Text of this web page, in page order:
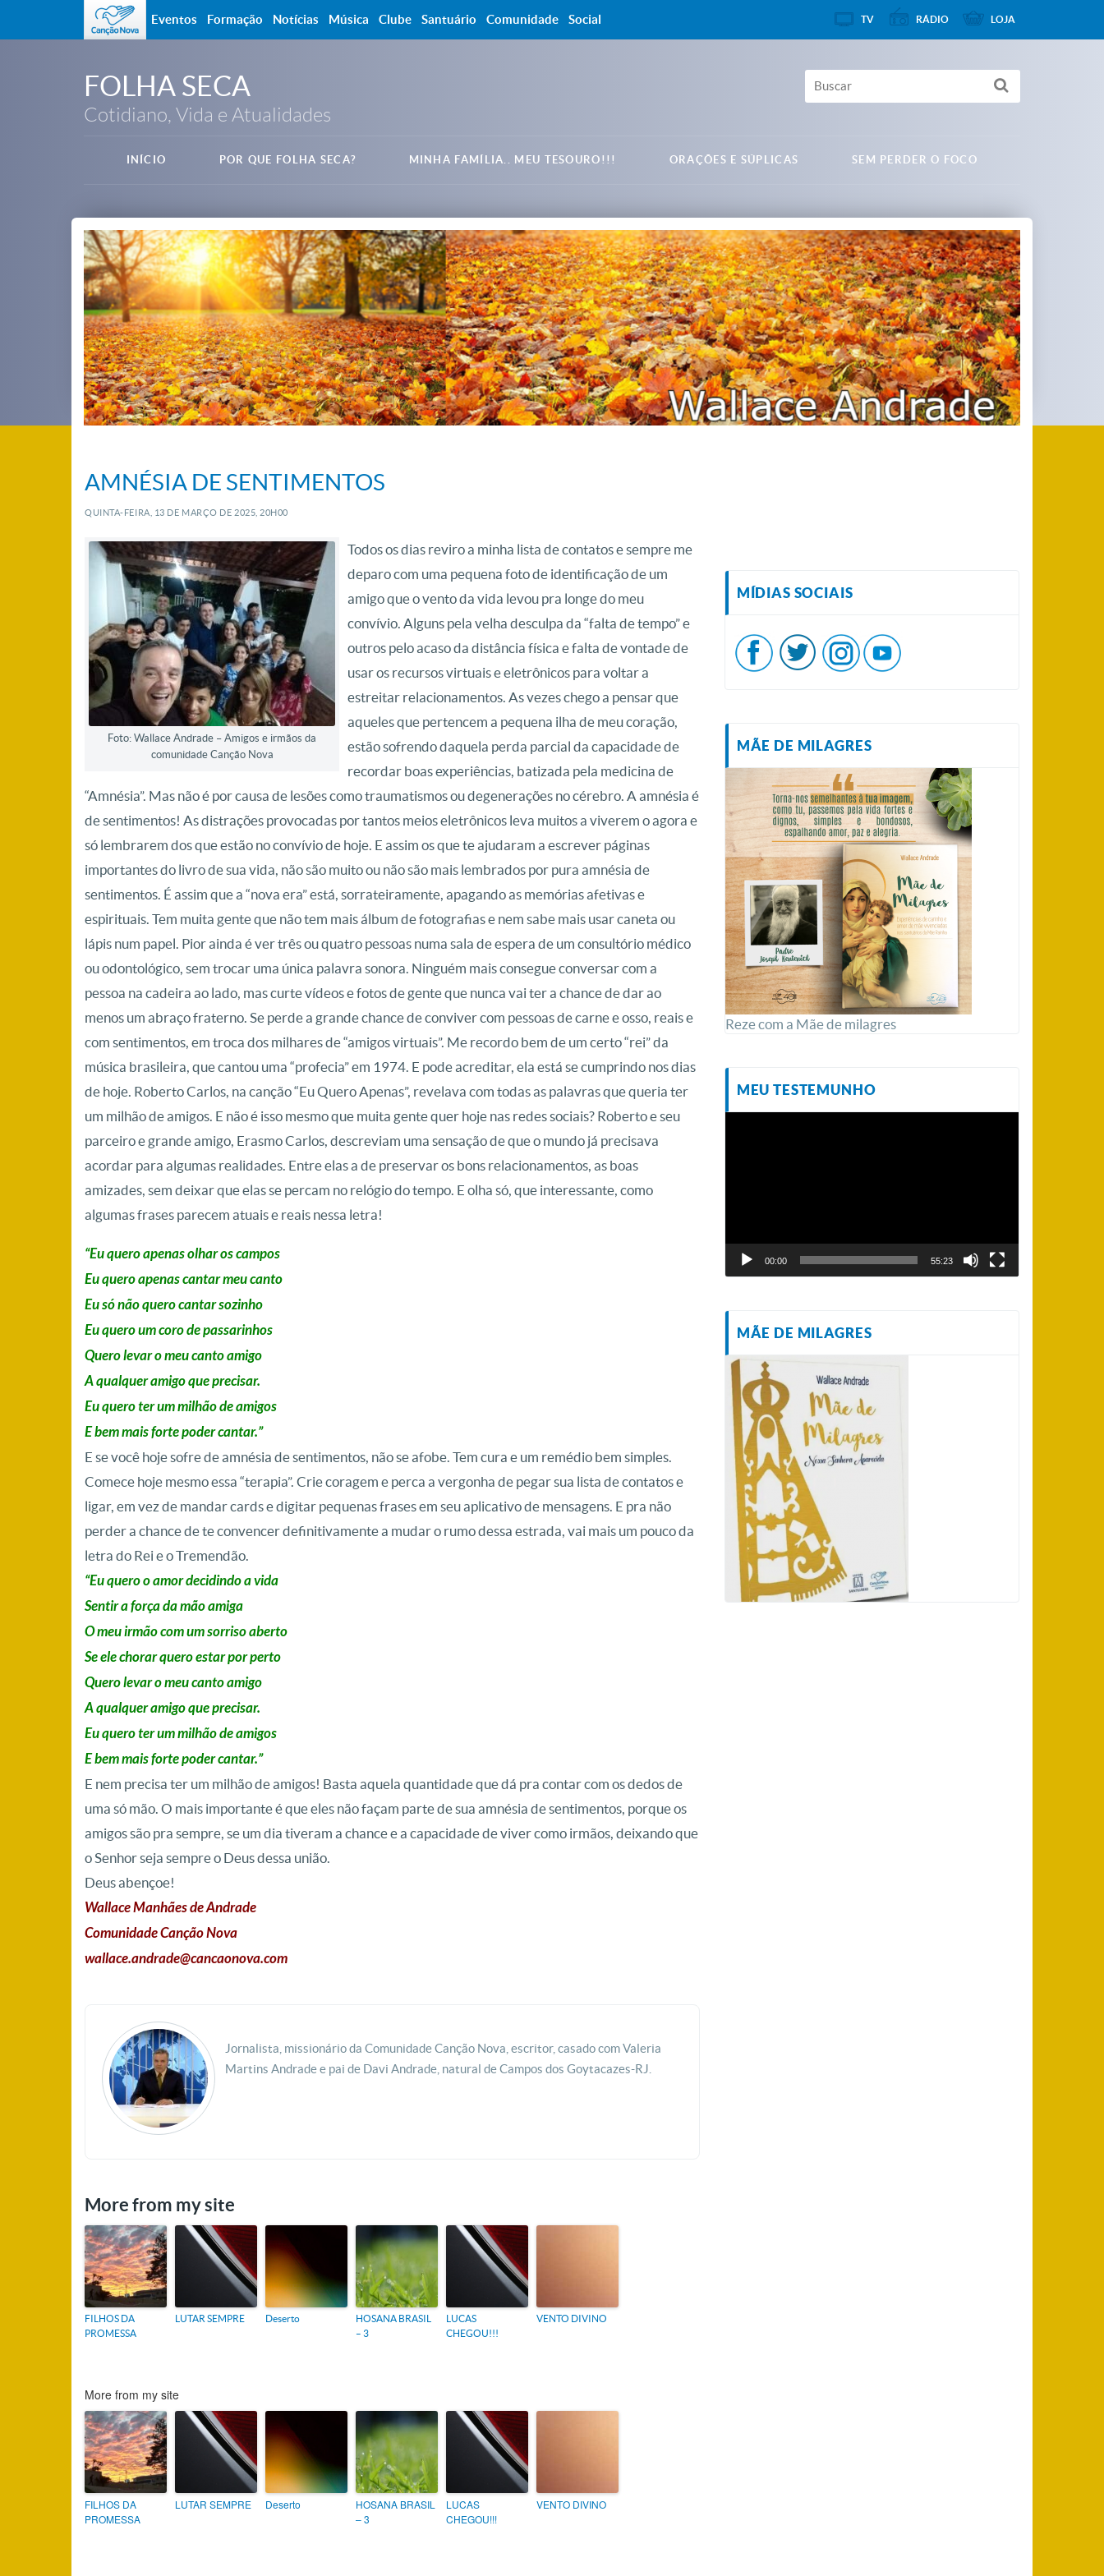
FOLHA SECA
Cotidiano, Vida e Atualidades
INÍCIO POR QUE FOLHA SECA? MINHA FAMÍLIA.. MEU TESOURO!!! ORAÇÕES E SÚPLICAS SEM PERDER O FOCO
AMNÉSIA DE SENTIMENTOS
QUINTA-FEIRA, 13 DE MARÇO DE 2025, 20H00
Foto: Wallace Andrade – Amigos e irmãos da
comunidade Canção Nova
Todos os dias reviro a minha lista de contatos e sempre me
deparo com uma pequena foto de identificação de um
amigo que o vento da vida levou pra longe do meu
convívio. Alguns pela velha desculpa da “falta de tempo” e
outros pelo acaso da distância física e falta de vontade de
usar os recursos virtuais e eletrônicos para voltar a
estreitar relacionamentos. As vezes chego a pensar que
aqueles que pertencem a pequena ilha de meu coração,
estão sofrendo daquela perda parcial da capacidade de
recordar boas experiências, batizada pela medicina de
“Amnésia”. Mas não é por causa de lesões como traumatismos ou degenerações no cérebro. A amnésia é
de sentimentos! As distrações provocadas por tantos meios eletrônicos leva muitos a viverem o agora e
só lembrarem dos que estão no convívio de hoje. E assim os que te ajudaram a escrever páginas
importantes do livro de sua vida, não são muito ou não são mais lembrados por pura amnésia de
sentimentos. É assim que a “nova era” está, sorrateiramente, apagando as memórias afetivas e
espirituais. Tem muita gente que não tem mais álbum de fotografias e nem sabe mais usar caneta ou
lápis num papel. Pior ainda é ver três ou quatro pessoas numa sala de espera de um consultório médico
ou odontológico, sem trocar uma única palavra sonora. Ninguém mais consegue conversar com a
pessoa na cadeira ao lado, mas curte vídeos e fotos de gente que nunca vai ter a chance de dar ao
menos um abraço fraterno. Se perde a grande chance de conviver com pessoas de carne e osso, reais e
com sentimentos, em troca dos milhares de “amigos virtuais”. Me recordo bem de um certo “rei” da
música brasileira, que cantou uma “profecia” em 1974. E pode acreditar, ela está se cumprindo nos dias
de hoje. Roberto Carlos, na canção “Eu Quero Apenas”, revelava com todas as palavras que queria ter
um milhão de amigos. E não é isso mesmo que muita gente quer hoje nas redes sociais? Roberto e seu
parceiro e grande amigo, Erasmo Carlos, descreviam uma sensação de que o mundo já precisava
acordar para algumas realidades. Entre elas a de preservar os bons relacionamentos, as boas
amizades, sem deixar que elas se percam no relógio do tempo. E olha só, que interessante, como
algumas frases parecem atuais e reais nessa letra!
“Eu quero apenas olhar os campos
Eu quero apenas cantar meu canto
Eu só não quero cantar sozinho
Eu quero um coro de passarinhos
Quero levar o meu canto amigo
A qualquer amigo que precisar.
Eu quero ter um milhão de amigos
E bem mais forte poder cantar.”
E se você hoje sofre de amnésia de sentimentos, não se afobe. Tem cura e um remédio bem simples.
Comece hoje mesmo essa “terapia”. Crie coragem e perca a vergonha de pegar sua lista de contatos e
ligar, em vez de mandar cards e digitar pequenas frases em seu aplicativo de mensagens. E pra não
perder a chance de te convencer definitivamente a mudar o rumo dessa estrada, vai mais um pouco da
letra do Rei e o Tremendão.
“Eu quero o amor decidindo a vida
Sentir a força da mão amiga
O meu irmão com um sorriso aberto
Se ele chorar quero estar por perto
Quero levar o meu canto amigo
A qualquer amigo que precisar.
Eu quero ter um milhão de amigos
E bem mais forte poder cantar.”
E nem precisa ter um milhão de amigos! Basta aquela quantidade que dá pra contar com os dedos de
uma só mão. O mais importante é que eles não façam parte de sua amnésia de sentimentos, porque os
amigos são pra sempre, se um dia tiveram a chance e a capacidade de viver como irmãos, deixando que
o Senhor seja sempre o Deus dessa união.
Deus abençoe!
Wallace Manhães de Andrade
Comunidade Canção Nova
wallace.andrade@cancaonova.com
Jornalista, missionário da Comunidade Canção Nova, escritor, casado com Valeria
Martins Andrade e pai de Davi Andrade, natural de Campos dos Goytacazes-RJ.
More from my site
FILHOS DA
PROMESSA
LUTAR SEMPRE Deserto
HOSANA BRASIL
– 3
LUCAS
CHEGOU!!!
VENTO DIVINO
More from my site
FILHOS DA
PROMESSA
LUTAR SEMPRE Deserto
HOSANA BRASIL
– 3
LUCAS
CHEGOU!!!
VENTO DIVINO
MÍDIAS SOCIAIS
MÃE DE MILAGRES
Reze com a Mãe de milagres
MEU TESTEMUNHO
00:00 55:23
MÃE DE MILAGRES
Eventos Formação Notícias Música Clube Santuário Comunidade Social TV RÁDIO LOJA